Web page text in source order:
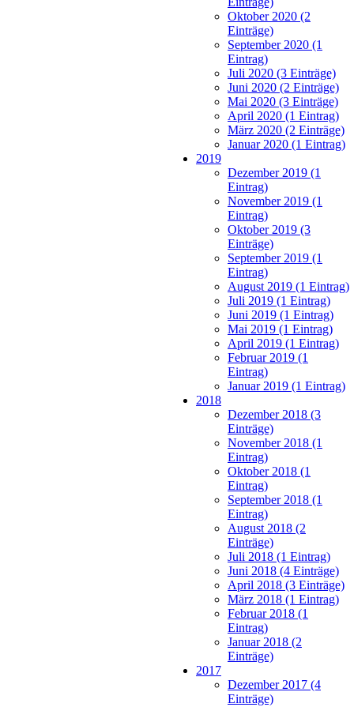
Oktober 2020 (2
Einträge)
September 2020 (1
Eintrag)
Juli 2020 (3 Einträge)
Juni 2020 (2 Einträge)
Mai 2020 (3 Einträge)
April 2020 (1 Eintrag)
März 2020 (2 Einträge)
Januar 2020 (1 Eintrag)
2019
Dezember 2019 (1
Eintrag)
November 2019 (1
Eintrag)
Oktober 2019 (3
Einträge)
September 2019 (1
Eintrag)
August 2019 (1 Eintrag)
Juli 2019 (1 Eintrag)
Juni 2019 (1 Eintrag)
Mai 2019 (1 Eintrag)
April 2019 (1 Eintrag)
Februar 2019 (1
Eintrag)
Januar 2019 (1 Eintrag)
2018
Dezember 2018 (3
Einträge)
November 2018 (1
Eintrag)
Oktober 2018 (1
Eintrag)
September 2018 (1
Eintrag)
August 2018 (2
Einträge)
Juli 2018 (1 Eintrag)
Juni 2018 (4 Einträge)
April 2018 (3 Einträge)
März 2018 (1 Eintrag)
Februar 2018 (1
Eintrag)
Januar 2018 (2
Einträge)
2017
Dezember 2017 (4
Einträge)